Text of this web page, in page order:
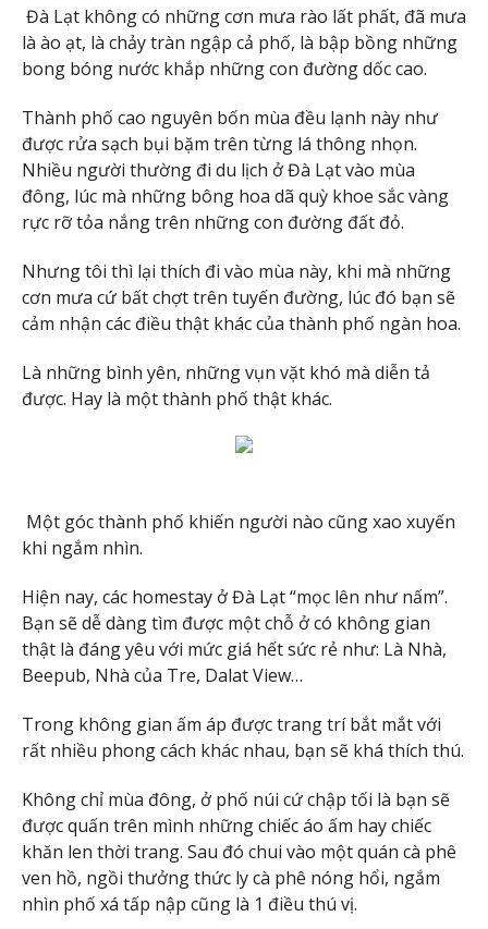
Đà Lạt không có những cơn mưa rào lất phất, đã mưa
là ào ạt, là chảy tràn ngập cả phố, là bập bồng những
bong bóng nước khắp những con đường dốc cao.
Thành phố cao nguyên bốn mùa đều lạnh này như
được rửa sạch bụi bặm trên từng lá thông nhọn.
Nhiều người thường đi du lịch ở Đà Lạt vào mùa
đông, lúc mà những bông hoa dã quỳ khoe sắc vàng
rực rỡ tỏa nắng trên những con đường đất đỏ.
Nhưng tôi thì lại thích đi vào mùa này, khi mà những
cơn mưa cứ bất chợt trên tuyến đường, lúc đó bạn sẽ
cảm nhận các điều thật khác của thành phố ngàn hoa.
Là những bình yên, những vụn vặt khó mà diễn tả
được. Hay là một thành phố thật khác.
Một góc thành phố khiến người nào cũng xao xuyến
khi ngắm nhìn.
Hiện nay, các homestay ở Đà Lạt “mọc lên như nấm”.
Bạn sẽ dễ dàng tìm được một chỗ ở có không gian
thật là đáng yêu với mức giá hết sức rẻ như: Là Nhà,
Beepub, Nhà của Tre, Dalat View…
Trong không gian ấm áp được trang trí bắt mắt với
rất nhiều phong cách khác nhau, bạn sẽ khá thích thú.
Không chỉ mùa đông, ở phố núi cứ chập tối là bạn sẽ
được quấn trên mình những chiếc áo ấm hay chiếc
khăn len thời trang. Sau đó chui vào một quán cà phê
ven hồ, ngồi thưởng thức ly cà phê nóng hổi, ngắm
nhìn phố xá tấp nập cũng là 1 điều thú vị.